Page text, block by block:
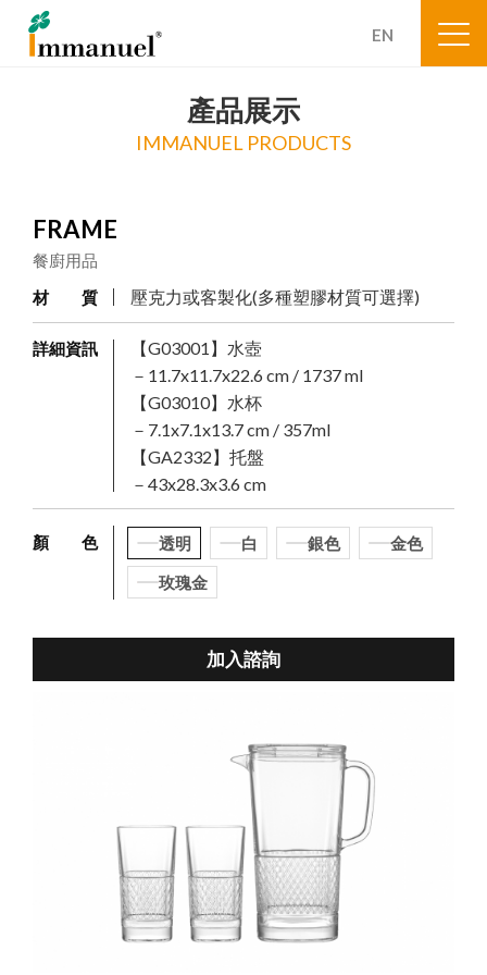
EN
產品展示
IMMANUEL PRODUCTS
FRAME
餐廚用品
材 質
壓克力或客製化(多種塑膠材質可選擇)
詳細資訊
【G03001】水壺
－11.7x11.7x22.6 cm / 1737 ml
【G03010】水杯
－7.1x7.1x13.7 cm / 357ml
【GA2332】托盤
－43x28.3x3.6 cm
顏 色 透明 白 銀色
金色
玫瑰金
加入諮詢